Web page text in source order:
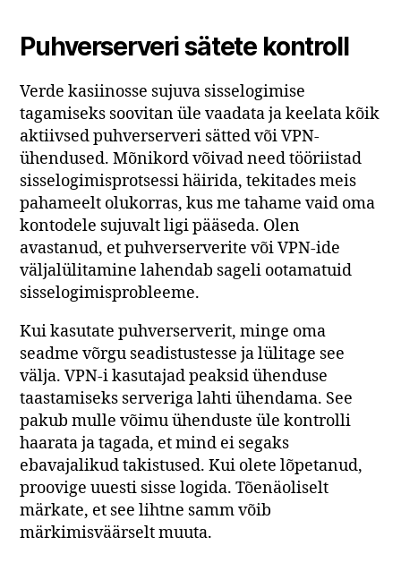
Puhverserveri sätete kontroll
Verde kasiinosse sujuva sisselogimise
tagamiseks soovitan üle vaadata ja keelata kõik
aktiivsed puhverserveri sätted või VPN-
ühendused. Mõnikord võivad need tööriistad
sisselogimisprotsessi häirida, tekitades meis
pahameelt olukorras, kus me tahame vaid oma
kontodele sujuvalt ligi pääseda. Olen
avastanud, et puhverserverite või VPN-ide
väljalülitamine lahendab sageli ootamatuid
sisselogimisprobleeme.
Kui kasutate puhverserverit, minge oma
seadme võrgu seadistustesse ja lülitage see
välja. VPN-i kasutajad peaksid ühenduse
taastamiseks serveriga lahti ühendama. See
pakub mulle võimu ühenduste üle kontrolli
haarata ja tagada, et mind ei segaks
ebavajalikud takistused. Kui olete lõpetanud,
proovige uuesti sisse logida. Tõenäoliselt
märkate, et see lihtne samm võib
märkimisväärselt muuta.